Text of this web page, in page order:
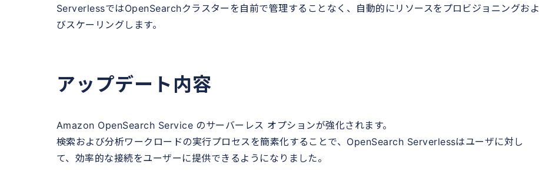
ServerlessではOpenSearchクラスターを自前で管理することなく、自動的にリソースをプロビジョニングおよ
びスケーリングします。
アップデート内容
Amazon OpenSearch Service のサーバーレス オプションが強化されます。
検索および分析ワークロードの実行プロセスを簡素化することで、OpenSearch Serverlessはユーザに対し
て、効率的な接続をユーザーに提供できるようになりました。